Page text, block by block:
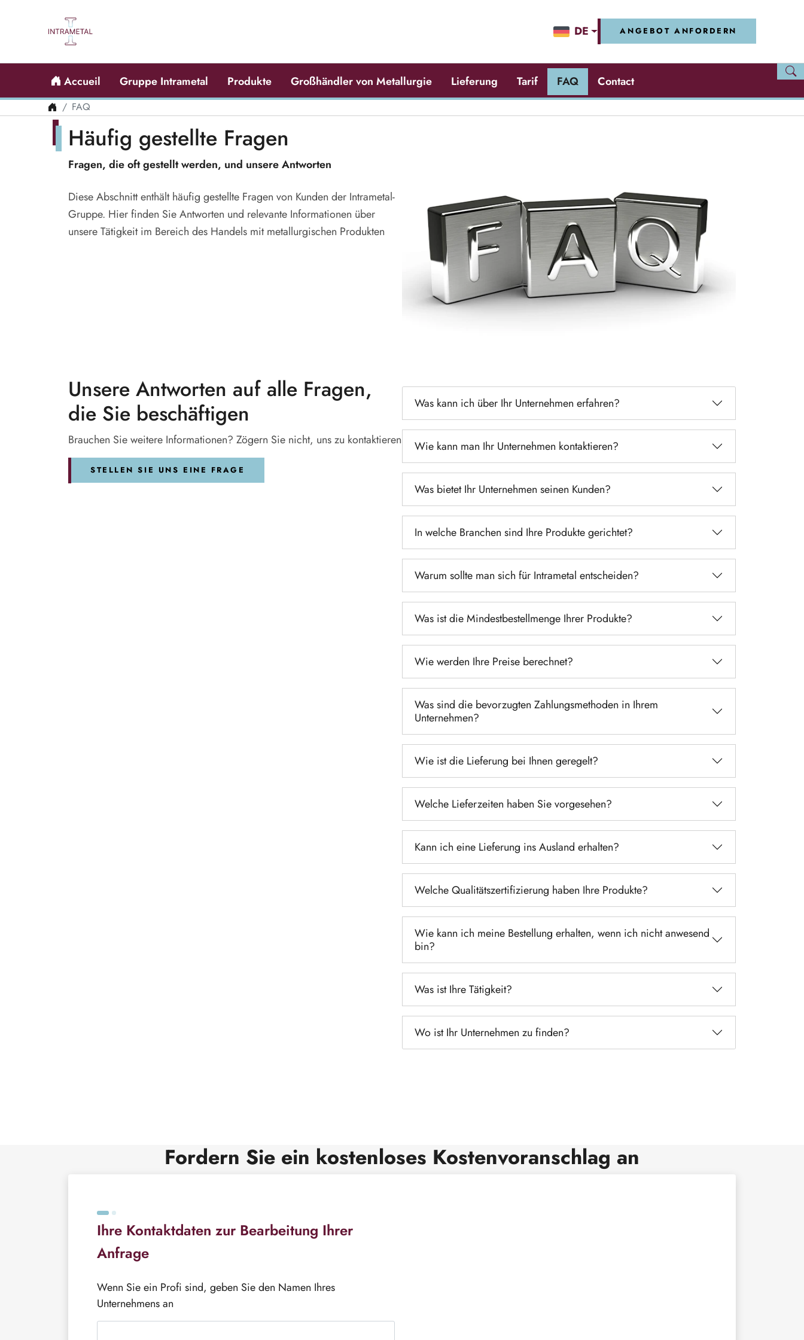
DE ANGEBOT ANFORDERN
Accueil Gruppe Intrametal Produkte Großhändler von Metallurgie Lieferung Tarif FAQ Contact
FAQ
Häufig gestellte Fragen
Fragen, die oft gestellt werden, und unsere Antworten
Diese Abschnitt enthält häufig gestellte Fragen von Kunden der Intrametal-
Gruppe. Hier finden Sie Antworten und relevante Informationen über
unsere Tätigkeit im Bereich des Handels mit metallurgischen Produkten
Unsere Antworten auf alle Fragen,
die Sie beschäftigen
Brauchen Sie weitere Informationen? Zögern Sie nicht, uns zu kontaktieren
STELLEN SIE UNS EINE FRAGE
Was kann ich über Ihr Unternehmen erfahren?
Wie kann man Ihr Unternehmen kontaktieren?
Was bietet Ihr Unternehmen seinen Kunden?
In welche Branchen sind Ihre Produkte gerichtet?
Warum sollte man sich für Intrametal entscheiden?
Was ist die Mindestbestellmenge Ihrer Produkte?
Wie werden Ihre Preise berechnet?
Was sind die bevorzugten Zahlungsmethoden in Ihrem
Unternehmen?
Wie ist die Lieferung bei Ihnen geregelt?
Welche Lieferzeiten haben Sie vorgesehen?
Kann ich eine Lieferung ins Ausland erhalten?
Welche Qualitätszertifizierung haben Ihre Produkte?
Wie kann ich meine Bestellung erhalten, wenn ich nicht anwesend
bin?
Was ist Ihre Tätigkeit?
Wo ist Ihr Unternehmen zu finden?
Fordern Sie ein kostenloses Kostenvoranschlag an
Ihre Kontaktdaten zur Bearbeitung Ihrer
Anfrage
Wenn Sie ein Profi sind, geben Sie den Namen Ihres
Unternehmens an